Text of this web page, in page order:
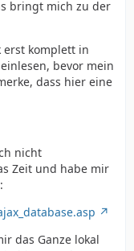
bringt mich zu der
erst komplett in
bevor mein
dass hier eine
nicht
Zeit und habe mir
das Ganze lokal